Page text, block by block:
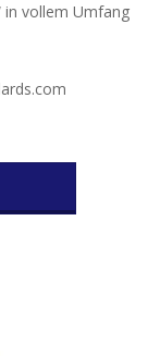
in vollem Umfang